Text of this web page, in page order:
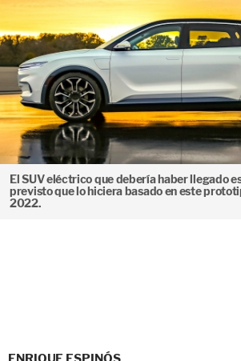
El SUV eléctrico que debería haber llegado
previsto que lo hiciera basado en este
2022.